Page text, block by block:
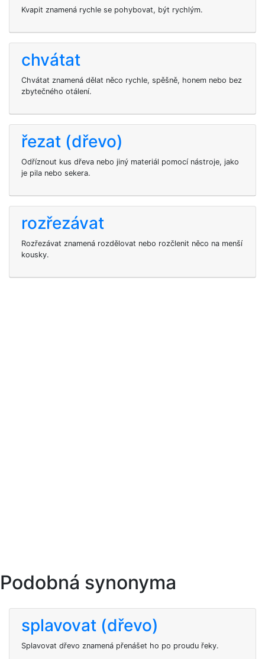
Kvapit znamená rychle se pohybovat, být rychlým.
chvátat
Chvátat znamená dělat něco rychle, spěšně, honem nebo bez
zbytečného otálení.
řezat (dřevo)
Odříznout kus dřeva nebo jiný materiál pomocí nástroje, jako
je pila nebo sekera.
rozřezávat
Rozřezávat znamená rozdělovat nebo rozčlenit něco na menší
kousky.
Podobná synonyma
splavovat (dřevo)
Splavovat dřevo znamená přenášet ho po proudu řeky.